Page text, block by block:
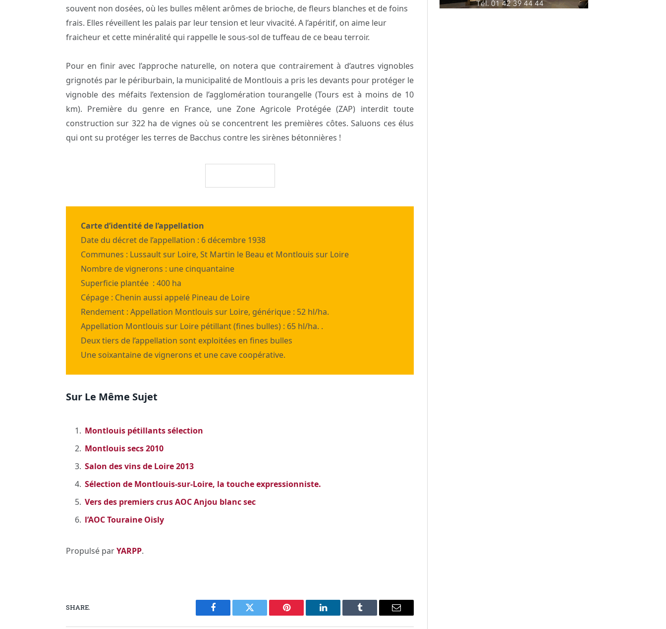
souvent non dosées, où les bulles mêlent arômes de brioche, de fleurs blanches et de foins
frais. Elles réveillent les palais par leur tension et leur vivacité. A l’apéritif, on aime leur
fraicheur et cette minéralité qui rappelle le sous-sol de tuffeau de ce beau terroir.
Pour en finir avec l’approche naturelle, on notera que contrairement à d’autres vignobles
grignotés par le périburbain, la municipalité de Montlouis a pris les devants pour protéger le
vignoble des méfaits l’extension de l’agglomération tourangelle (Tours est à moins de 10
km). Première du genre en France, une Zone Agricole Protégée (ZAP) interdit toute
construction sur 322 ha de vignes où se concentrent les premières côtes. Saluons ces élus
qui ont su protéger les terres de Bacchus contre les sirènes bétonnières !
Carte d’identité de l’appellation
Date du décret de l’appellation : 6 décembre 1938
Communes : Lussault sur Loire, St Martin le Beau et Montlouis sur Loire
Nombre de vignerons : une cinquantaine
Superficie plantée : 400 ha
Cépage : Chenin aussi appelé Pineau de Loire
Rendement : Appellation Montlouis sur Loire, générique : 52 hl/ha.
Appellation Montlouis sur Loire pétillant (fines bulles) : 65 hl/ha. .
Deux tiers de l’appellation sont exploitées en fines bulles
Une soixantaine de vignerons et une cave coopérative.
Sur Le Même Sujet
Montlouis pétillants sélection
Montlouis secs 2010
Salon des vins de Loire 2013
Sélection de Montlouis-sur-Loire, la touche expressionniste.
Vers des premiers crus AOC Anjou blanc sec
l’AOC Touraine Oisly
Propulsé parYARPP.
SHARE.
Facebook Twitter Pinterest LinkedIn Tumblr Email